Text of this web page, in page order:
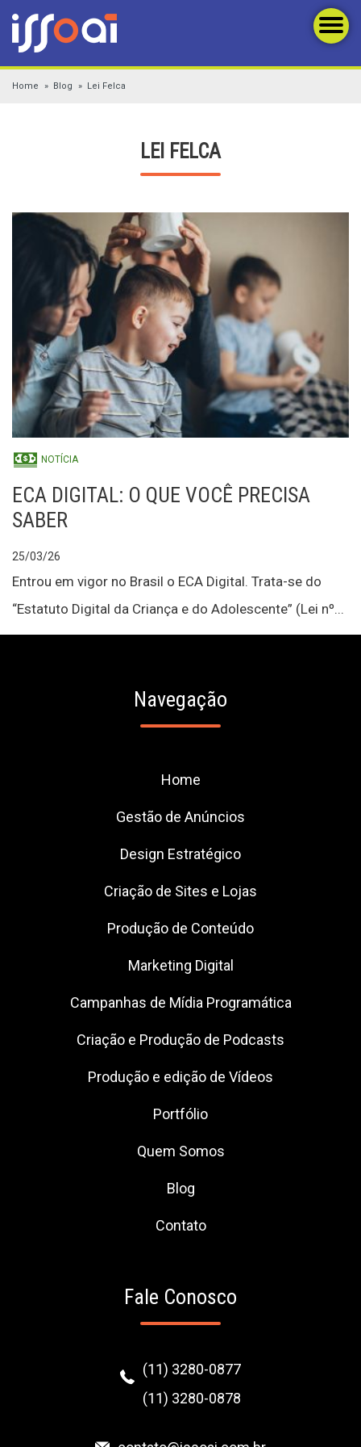
Home Blog Lei Felca
LEI FELCA
NOTÍCIA
ECA DIGITAL: O QUE VOCÊ PRECISA
SABER
25/03/26
Entrou em vigor no Brasil o ECA Digital. Trata-se do
“Estatuto Digital da Criança e do Adolescente” (Lei nº...
Navegação
Home
Gestão de Anúncios
Design Estratégico
Criação de Sites e Lojas
Produção de Conteúdo
Marketing Digital
Campanhas de Mídia Programática
Criação e Produção de Podcasts
Produção e edição de Vídeos
Portfólio
Quem Somos
Blog
Contato
Fale Conosco
(11) 3280-0877
(11) 3280-0878